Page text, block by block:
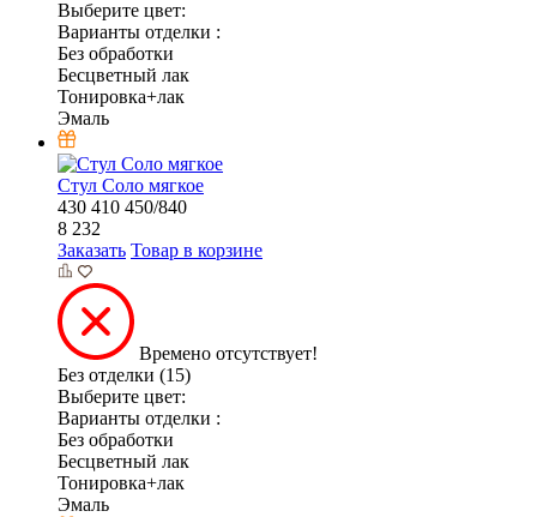
Выберите цвет:
Варианты отделки :
Без обработки
Бесцветный лак
Тонировка+лак
Эмаль
Стул Соло мягкое
430 410 450/840
8 232
Заказать Товар в корзине
Времено отсутствует!
Без отделки (15)
Выберите цвет:
Варианты отделки :
Без обработки
Бесцветный лак
Тонировка+лак
Эмаль